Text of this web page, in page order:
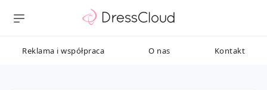
Reklama i współpraca O nas Kontakt